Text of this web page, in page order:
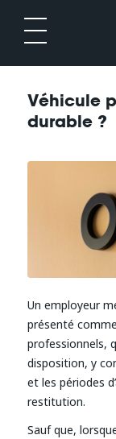
Véhicule
durable ?
Un employeur
présenté
professionnels,
disposition, y
et les périodes
restitution.
Sauf que,